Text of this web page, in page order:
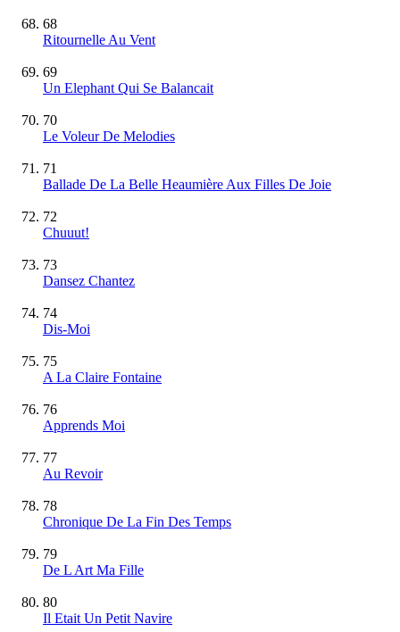
68
Ritournelle Au Vent
69
Un Elephant Qui Se Balancait
70
Le Voleur De Melodies
71
Ballade De La Belle Heaumière Aux Filles De Joie
72
Chuuut!
73
Dansez Chantez
74
Dis-Moi
75
A La Claire Fontaine
76
Apprends Moi
77
Au Revoir
78
Chronique De La Fin Des Temps
79
De L Art Ma Fille
80
Il Etait Un Petit Navire